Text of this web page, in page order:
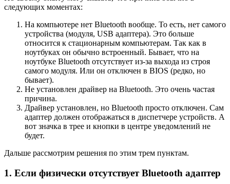
следующих моментах:
На компьютере нет Bluetooth вообще. То есть, нет самого
устройства (модуля, USB адаптера). Это больше
относится к стационарным компьютерам. Так как в
ноутбуках он обычно встроенный. Бывает, что на
ноутбуке Bluetooth отсутствует из-за выхода из строя
самого модуля. Или он отключен в BIOS (редко, но
бывает).
Не установлен драйвер на Bluetooth. Это очень частая
причина.
Драйвер установлен, но Bluetooth просто отключен. Сам
адаптер должен отображаться в диспетчере устройств. А
вот значка в трее и кнопки в центре уведомлений не
будет.
Дальше рассмотрим решения по этим трем пунктам.
1. Если физически отсутствует Bluetooth адаптер